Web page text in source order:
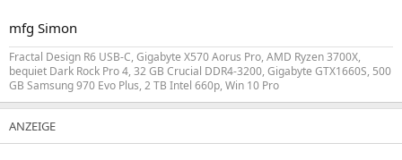
mfg Simon
Fractal Design R6 USB-C, Gigabyte X570 Aorus Pro, AMD Ryzen 3700X,
bequiet Dark Rock Pro 4, 32 GB Crucial DDR4-3200, Gigabyte GTX1660S, 500
GB Samsung 970 Evo Plus, 2 TB Intel 660p, Win 10 Pro